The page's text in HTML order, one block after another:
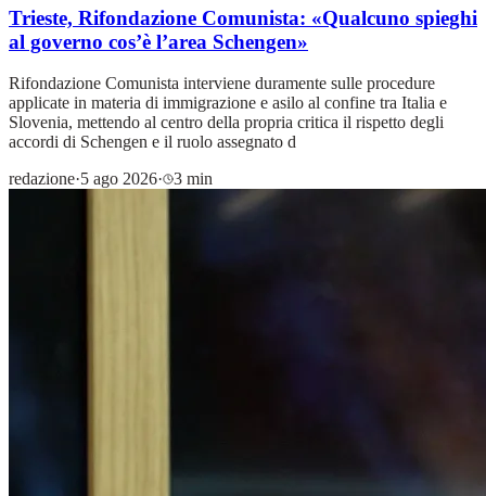
Trieste, Rifondazione Comunista: «Qualcuno spieghi
al governo cos’è l’area Schengen»
Rifondazione Comunista interviene duramente sulle procedure
applicate in materia di immigrazione e asilo al confine tra Italia e
Slovenia, mettendo al centro della propria critica il rispetto degli
accordi di Schengen e il ruolo assegnato d
redazione·5 ago 2026· 3 min